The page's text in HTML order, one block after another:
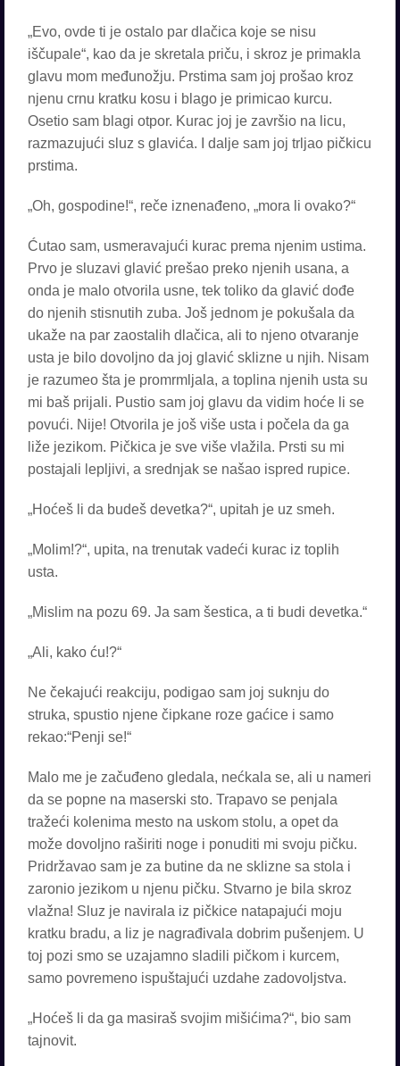
„Evo, ovde ti je ostalo par dlačica koje se nisu
iščupale“, kao da je skretala priču, i skroz je primakla
glavu mom međunožju. Prstima sam joj prošao kroz
njenu crnu kratku kosu i blago je primicao kurcu.
Osetio sam blagi otpor. Kurac joj je završio na licu,
razmazujući sluz s glavića. I dalje sam joj trljao pičkicu
prstima.
„Oh, gospodine!“, reče iznenađeno, „mora li ovako?“
Ćutao sam, usmeravajući kurac prema njenim ustima.
Prvo je sluzavi glavić prešao preko njenih usana, a
onda je malo otvorila usne, tek toliko da glavić dođe
do njenih stisnutih zuba. Još jednom je pokušala da
ukaže na par zaostalih dlačica, ali to njeno otvaranje
usta je bilo dovoljno da joj glavić sklizne u njih. Nisam
je razumeo šta je promrmljala, a toplina njenih usta su
mi baš prijali. Pustio sam joj glavu da vidim hoće li se
povući. Nije! Otvorila je još više usta i počela da ga
liže jezikom. Pičkica je sve više vlažila. Prsti su mi
postajali lepljivi, a srednjak se našao ispred rupice.
„Hoćeš li da budeš devetka?“, upitah je uz smeh.
„Molim!?“, upita, na trenutak vadeći kurac iz toplih
usta.
„Mislim na pozu 69. Ja sam šestica, a ti budi devetka.“
„Ali, kako ću!?“
Ne čekajući reakciju, podigao sam joj suknju do
struka, spustio njene čipkane roze gaćice i samo
rekao:“Penji se!“
Malo me je začuđeno gledala, nećkala se, ali u nameri
da se popne na maserski sto. Trapavo se penjala
tražeći kolenima mesto na uskom stolu, a opet da
može dovoljno raširiti noge i ponuditi mi svoju pičku.
Pridržavao sam je za butine da ne sklizne sa stola i
zaronio jezikom u njenu pičku. Stvarno je bila skroz
vlažna! Sluz je navirala iz pičkice natapajući moju
kratku bradu, a liz je nagrađivala dobrim pušenjem. U
toj pozi smo se uzajamno sladili pičkom i kurcem,
samo povremeno ispuštajući uzdahe zadovoljstva.
„Hoćeš li da ga masiraš svojim mišićima?“, bio sam
tajnovit.